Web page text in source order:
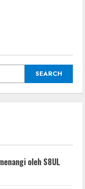
SEARCH
oleh S8UL